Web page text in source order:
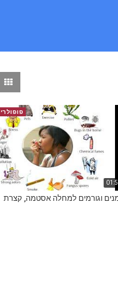
פופולרי
וגורמים למחלה אסטמה, קצרת